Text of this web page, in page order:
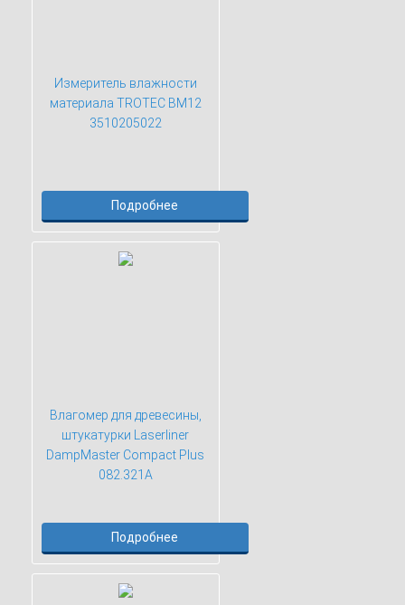
Измеритель влажности
материала TROTEC BM12
3510205022
Подробнее
Влагомер для древесины,
штукатурки Laserliner
DampMaster Compact Plus
082.321A
Подробнее